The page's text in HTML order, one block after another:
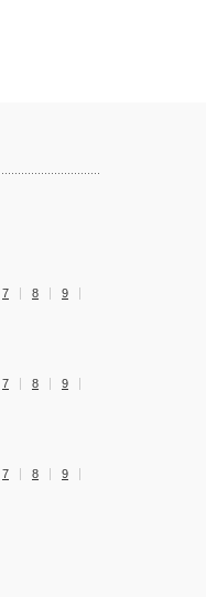
7 8
9
7 8
9
7 8
9